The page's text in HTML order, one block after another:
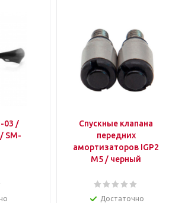
03 /
SM-
Спускные клапана
передних
амортизаторов IGP2
M5 / черный
Достаточно